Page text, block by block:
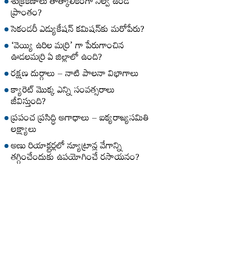
ప్రాంతం?
సెకండరీ ఎడ్యుకేషన్‌ కమిషన్‌కు మరోపేరు?
‘వెయ్యి ఉరిల మర్రి’ గా పేరుగాంచిన
ఊడలమర్రి ఏ జిల్లాలో ఉంది?
రక్షణ దుర్గాలు – నాటి పాలనా విభాగాలు
క్యారెట్‌ మొక్క ఎన్ని సంవత్సరాలు
జీవిస్తుంది?
ప్రపంచ ప్రసిద్ధి అగాధాలు – ఐక్యరాజ్యసమితి
లక్ష్యాలు
అణు రియాక్టర్లలో న్యూట్రాన్ల వేగాన్ని
తగ్గించేందుకు ఉపయోగించే రసాయనం?